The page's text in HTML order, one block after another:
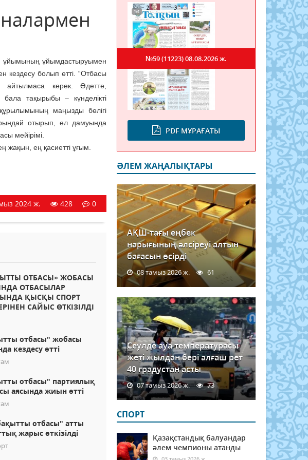
ұйымының ұйымдастыруымен
болып өтті. “Отбасы
айтылмаса керек. Әдетте,
тақырыбы – күнделікті
құрылымының маңызды бөлігі
орындай отырып, ел дамуында
мейірімі.
ең қасиетті ұғым.
2024 ж. 428 0
ОТБАСЫ» ЖОБАСЫ
ОТБАСЫЛАР
ҚЫСҚЫ СПОРТ
САЙЫС ӨТКІЗІЛДІ
отбасы" жобасы
кездесу өтті
отбасы" партиялық
аясында жиын өтті
отбасы" атты
жарыс өткізілді
PDF МҰРАҒАТЫ
№59 (11223)08.08.2026 ж.
ӘЛЕМ ЖАҢАЛЫҚТАРЫ
АҚШ-тағы еңбек
нарығының әлсіреуі алтын
бағасын өсірді
08 тамыз 2026 ж. 61
Сеулде ауа температурасы
жеті жылдан бері алғаш рет
40 градустан асты
07 тамыз 2026 ж. 73
СПОРТ
Қазақстандық балуандар
әлем чемпионы атанды